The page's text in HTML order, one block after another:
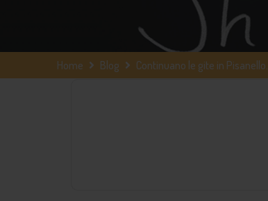
Home Blog Continuano le gite in Pisanello.